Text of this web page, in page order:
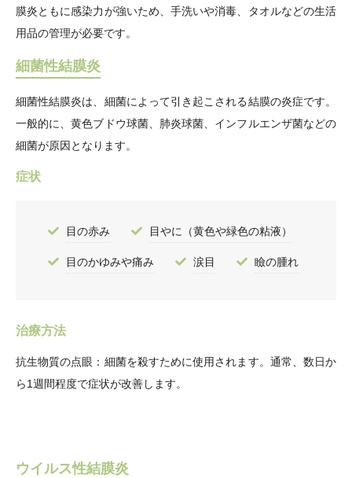
膜炎ともに感染力が強いため、手洗いや消毒、タオルなどの生活
用品の管理が必要です。
細菌性結膜炎
細菌性結膜炎は、細菌によって引き起こされる結膜の炎症です。
一般的に、黄色ブドウ球菌、肺炎球菌、インフルエンザ菌などの
細菌が原因となります。
症状
目の赤み 目やに（黄色や緑色の粘液）
目のかゆみや痛み 涙目 瞼の腫れ
治療方法
抗生物質の点眼：細菌を殺すために使用されます。通常、数日か
ら1週間程度で症状が改善します。
ウイルス性結膜炎